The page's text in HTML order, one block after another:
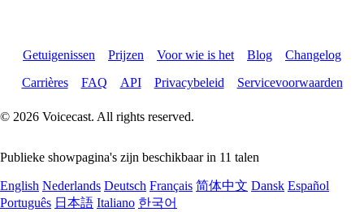
Getuigenissen Prijzen Voor wie is het Blog
Changelog
Carrières
FAQ API Privacybeleid Servicevoorwaarden
© 2026 Voicecast. All rights reserved.
Publieke showpagina's zijn beschikbaar in 11 talen
English Nederlands Deutsch Français 简体中文 Dansk Español
Português 日本語 Italiano 한국어